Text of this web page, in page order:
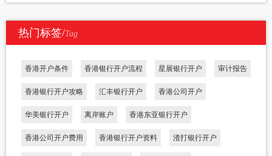
热门标签/Tag
香港开户条件 香港银行开户流程 星展银行开户 审计报告
香港银行开户攻略 汇丰银行开户 香港公司开户
华美银行开户 离岸账户 香港东亚银行开户
香港公司开户费用 香港银行开户资料 渣打银行开户